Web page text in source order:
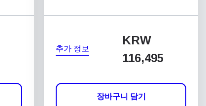
추가 정보
KRW
116,495
장바구니 담기